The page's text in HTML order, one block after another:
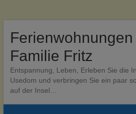
Inhalt
Ferienwohnungen
Familie Fritz
Entspannung, Leben, Erleben Sie die
Usedom und verbringen Sie ein paar
auf der Insel…